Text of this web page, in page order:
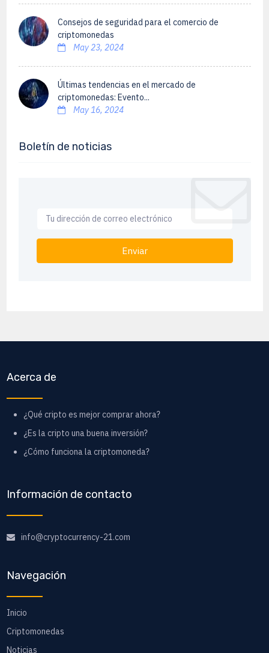
Consejos de seguridad para el comercio de
criptomonedas
May 23, 2024
Últimas tendencias en el mercado de
criptomonedas: Evento...
May 16, 2024
Boletín de noticias
Enviar
Acerca de
¿Qué cripto es mejor comprar ahora?
¿Es la cripto una buena inversión?
¿Cómo funciona la criptomoneda?
Información de contacto
info@cryptocurrency-21.com
Navegación
Inicio
Criptomonedas
Noticias